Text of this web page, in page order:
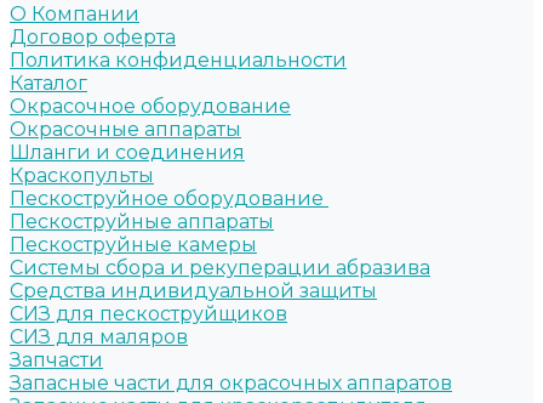
О Компании
Договор оферта
Политика конфиденциальности
Каталог
Окрасочное оборудование
Окрасочные аппараты
Шланги и соединения
Краскопульты
Пескоструйное оборудование
Пескоструйные аппараты
Пескоструйные камеры
Системы сбора и рекуперации абразива
Средства индивидуальной защиты
СИЗ для пескоструйщиков
СИЗ для маляров
Запчасти
Запасные части для окрасочных аппаратов